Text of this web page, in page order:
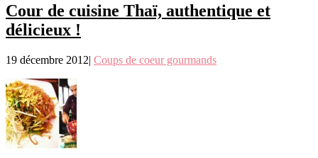
Cour de cuisine Thaï, authentique et
délicieux !
19 décembre 2012| Coups de coeur gourmands